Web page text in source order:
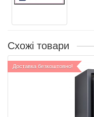
Схожі товари
Доставка безкоштовно!